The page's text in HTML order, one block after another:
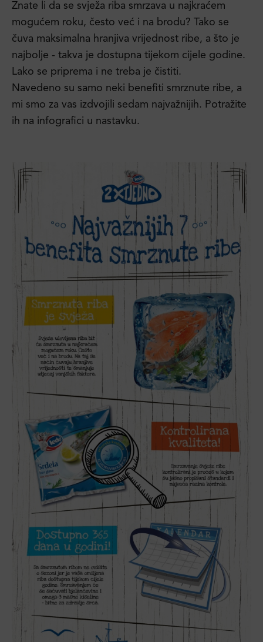
Znate li da se svježa riba smrzava u najkraćem
mogućem roku, često već i na brodu? Tako se
čuva maksimalna hranjiva vrijednost ribe, a što je
najbolje - takva je dostupna tijekom cijele godine.
Lako se priprema i ne treba je čistiti.
Navedeno su samo neki benefiti smrznute ribe, a
mi smo za vas izdvojili sedam najvažnijih. Potražite
ih na infografici u nastavku.